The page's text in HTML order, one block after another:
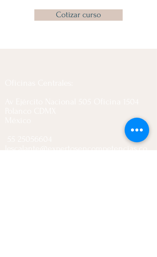
Cotizar curso
lescalante@expertosencompetencias.co